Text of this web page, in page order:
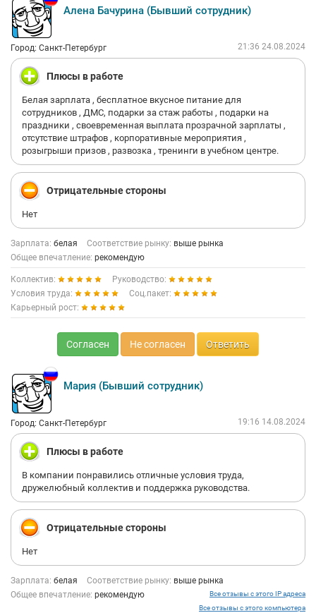
Алена Бачурина (Бывший сотрудник)
Город: Санкт-Петербург 21:36 24.08.2024
Плюсы в работе
Белая зарплата , бесплатное вкусное питание для
сотрудников , ДМС, подарки за стаж работы , подарки на
праздники , своевременная выплата прозрачной зарплаты ,
отсутствие штрафов , корпоративные мероприятия ,
розыгрыши призов , развозка , тренинги в учебном центре.
Отрицательные стороны
Нет
Зарплата: белая Соответствие рынку: выше рынка
Общее впечатление: рекомендую
Коллектив:
Руководство:
Условия труда:
Соц.пакет:
Карьерный рост:
Согласен Не согласен Ответить
Мария (Бывший сотрудник)
Город: Санкт-Петербург 19:16 14.08.2024
Плюсы в работе
В компании понравились отличные условия труда,
дружелюбный коллектив и поддержка руководства.
Отрицательные стороны
Нет
Зарплата: белая Соответствие рынку: выше рынка
Общее впечатление: рекомендую
Все отзывы с этого IP адреса
Все отзывы с этого компьютера